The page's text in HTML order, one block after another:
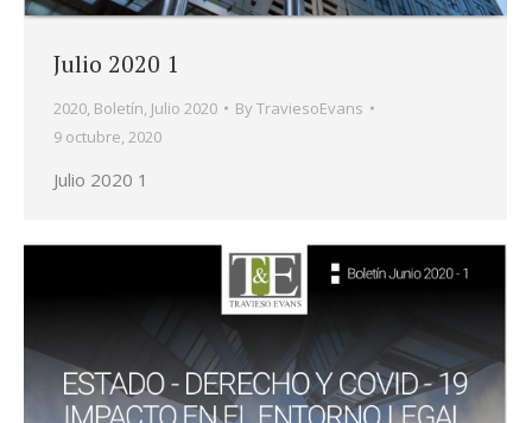
Julio 2020 1
2020, Boletín, Julio 2020 ByTraviesoEvans
9 octubre, 2020
Julio 2020 1